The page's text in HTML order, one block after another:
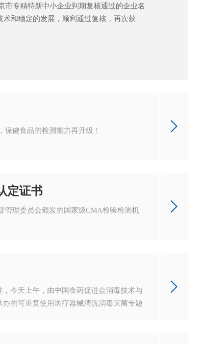
市专精特新中小企业到期复核通过的企业名
和稳定的发展，顺利通过复核，再次获
健食品的检测能力再升级！
定证书
管理委员会颁发的国家级CMA检验检测机
今天上午，由中国食药促进会消毒技术与
的可重复使用医疗器械清洗消毒灭菌专题